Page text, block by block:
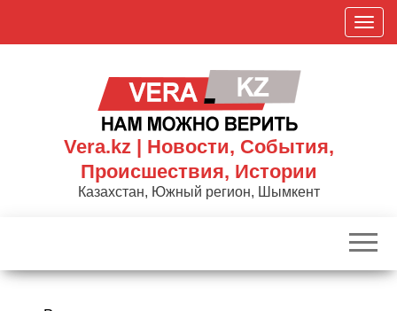
П
о
к
р
Vera.kz | Новости, События,
Происшествия, Истории
Казахстан, Южный регион, Шымкент